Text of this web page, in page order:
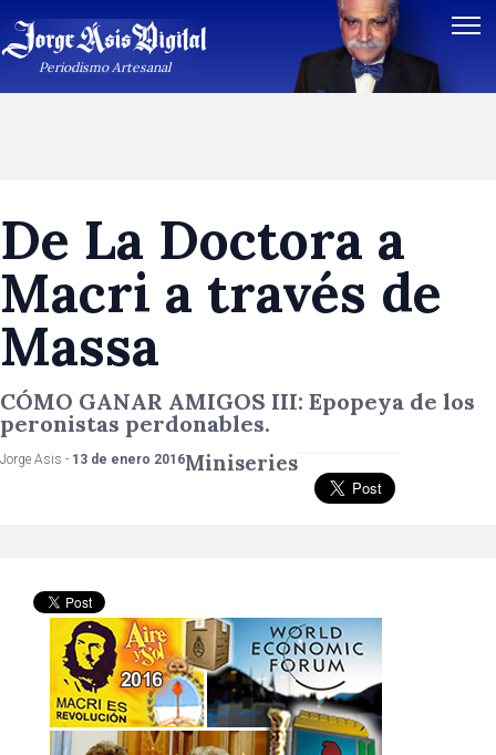
Periodismo Artesanal
De La Doctora a
Macri a través de
Massa
CÓMO GANAR AMIGOS III: Epopeya de los
peronistas perdonables.
Jorge Asis - 13 de enero 2016Miniseries